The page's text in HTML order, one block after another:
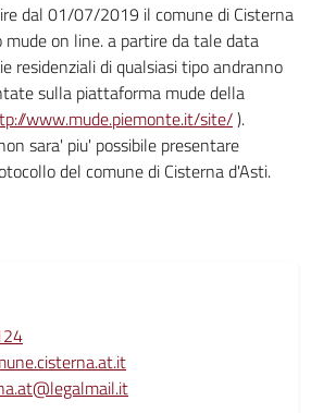
dal 01/07/2019 il comune di Cisterna
on line. a partire da tale data
residenziali di qualsiasi tipo andranno
sulla piattaforma mude della
www.mude.piemonte.it/site/).
sara' piu' possibile presentare
del comune di Cisterna d'Asti.